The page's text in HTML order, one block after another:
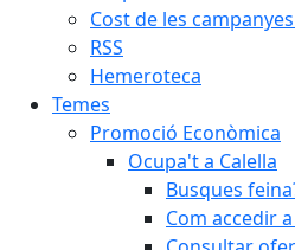
Cost de les
RSS
Hemeroteca
Temes
Promoció Econòmica
Ocupa't a Calella
Busques
Com accedir